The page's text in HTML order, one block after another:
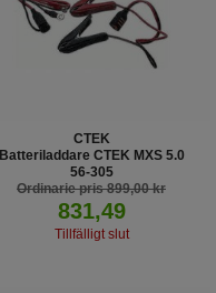
CTEK
Batteriladdare CTEK MXS 5.0
56-305
Ordinarie pris 899,00 kr
831,49
Tillfälligt slut